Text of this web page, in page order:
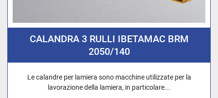
CALANDRA 3 RULLI IBETAMAC BRM
2050/140
Le calandre per lamiera sono macchine utilizzate per la
lavorazione della lamiera, in particolare...